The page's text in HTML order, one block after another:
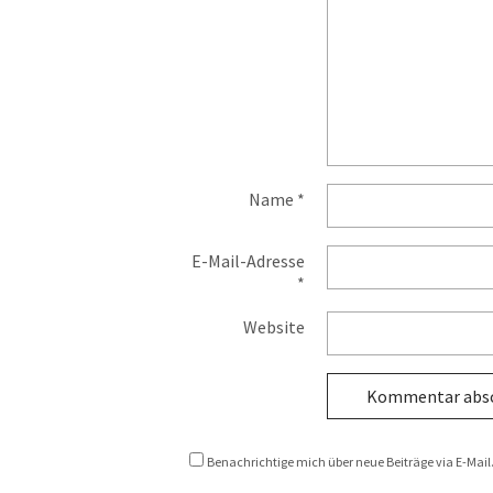
Name *
E-Mail-Adresse
*
Website
Benachrichtige mich über neue Beiträge via E-Mail.